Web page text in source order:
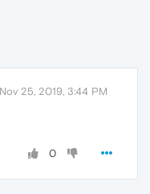
Nov 25, 2019, 3:44 PM
0